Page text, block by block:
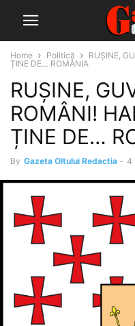
Home Politică
RUȘINE,
ȚINE DE… ROMÂNIA
RUȘINE,
ROMÂNI!
ȚINE DE…
By Gazeta Oltului Redactia - 4